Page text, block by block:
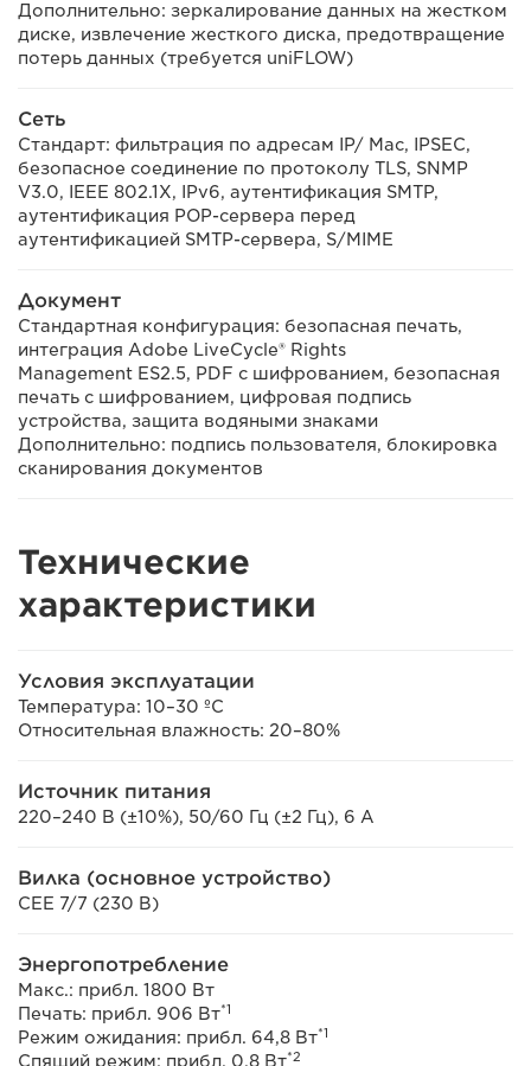
Дополнительно: зеркалирование данных на жестком
диске, извлечение жесткого диска, предотвращение
потерь данных (требуется uniFLOW)
Сеть
Стандарт: фильтрация по адресам IP/ Mac, IPSEC,
безопасное соединение по протоколу TLS, SNMP
V3.0, IEEE 802.1X, IPv6, аутентификация SMTP,
аутентификация POP-сервера перед
аутентификацией SMTP-сервера, S/MIME
Документ
Стандартная конфигурация: безопасная печать,
интеграция Adobe LiveCycle® Rights
Management ES2.5, PDF с шифрованием, безопасная
печать с шифрованием, цифровая подпись
устройства, защита водяными знаками
Дополнительно: подпись пользователя, блокировка
сканирования документов
Технические
характеристики
Условия эксплуатации
Температура: 10–30 ºC
Относительная влажность: 20–80%
Источник питания
220–240 В (±10%), 50/60 Гц (±2 Гц), 6 А
Вилка (основное устройство)
CEE 7/7 (230 В)
Энергопотребление
Макс.: прибл. 1800 Вт
Печать: прибл. 906 Вт*1
Режим ожидания: прибл. 64,8 Вт*1
Спящий режим: прибл. 0,8 Вт*2